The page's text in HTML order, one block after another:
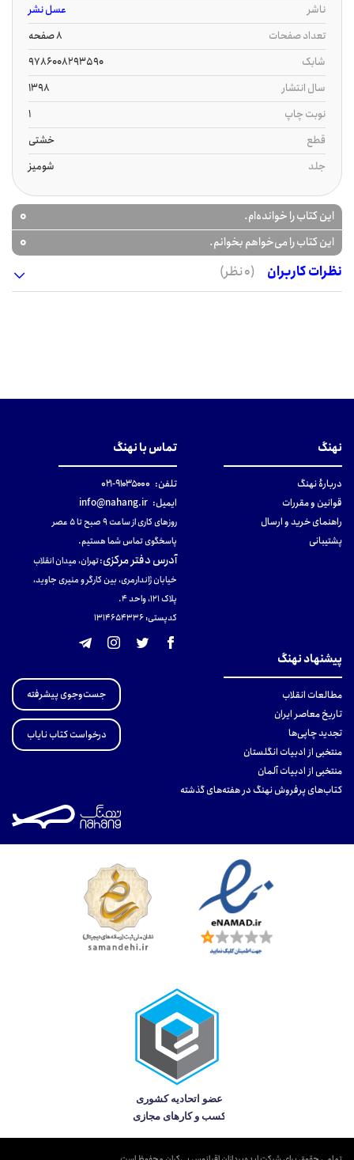
ناشر
عسل نشر
تعداد صفحات
8 صفحه
شابک
9786008293590
سال انتشار
1398
نوبت چاپ
1
قطع
خشتی
جلد
شومیز
این کتاب را خوانده‌ام. 0
این کتاب را می‌خواهم بخوانم.
0
نظرات کاربران
(0 نظر)
نهنگ
دربارهٔ نهنگ
قوانین و مقررات
راهنمای خرید و ارسال
پشتیبانی
تماس با نهنگ
تلفن: ۹۱۰۳۵۰۰۰-۰۲۱
ایمیل: info@nahang.ir
روزهای کاری از ساعت ۹ صبح تا ۵ عصر
پاسخگوی تماس شما هستیم.
آدرس دفتر مرکزی:تهران، میدان انقلاب
خیابان ژاندارمری، بین کارگر و منیری جاوید،
پلاک 121، واحد ۴.
کدپستی: 131465433۶
پیشنهاد نهنگ
مطالعات انقلاب
تاریخ معاصر ایران
تجدید چاپی‌ها
منتخبی از ادبیات انگلستان
منتخبی از ادبیات آلمان
کتاب‌های پرفروش نهنگ در هفته‌های گذشته
جست‌وجوی پیشرفته
درخواست کتاب نایاب